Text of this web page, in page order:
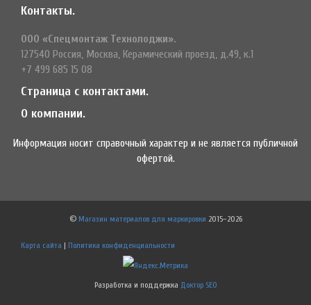
Контакты.
ООО «Спецмонтаж Технолоджи».
127540 Россия, Москва, Керамический проезд, д.49, к.1
+7 499 685 15 08
Страница с контактами.
О компании.
Информация носит справочный характер и не является публичной
офертой.
© Магазин материалов для маркировки 2015–2026
Карта сайта | Политика конфиденциальности
Разработка и поддержка Доктор SEO